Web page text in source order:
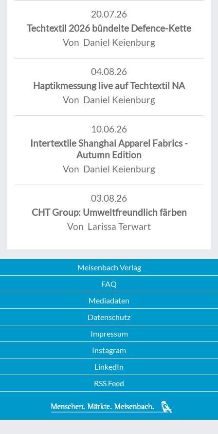
20.07.26
Techtextil 2026 bündelte Defence-Kette
Von Daniel Keienburg
04.08.26
Haptikmessung live auf Techtextil NA
Von Daniel Keienburg
10.06.26
Intertextile Shanghai Apparel Fabrics -
Autumn Edition
Von Daniel Keienburg
03.08.26
CHT Group: Umweltfreundlich färben
Von Larissa Terwart
Meisenbach Verlag
FAQ
Mediadaten
Datenschutz
Impressum
Instagram
LinkedIn
RSS Feed